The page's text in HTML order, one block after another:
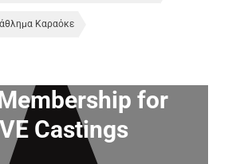
Καραόκε
for
Castings